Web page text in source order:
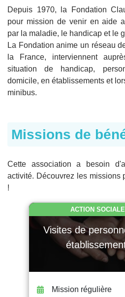
Depuis 1970, la Fondation
pour mission de venir en aide
par la maladie, le handicap et le
La Fondation anime un réseau
la France, interviennent
situation de handicap,
domicile, en établissements et
minibus.
Missions de
Cette association a besoin
activité. Découvrez les missions
!
ACTION
Visites de
Mission régulière